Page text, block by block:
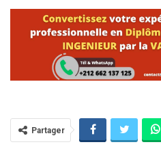
Partager